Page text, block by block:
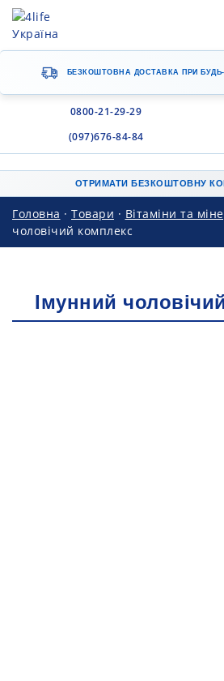
БЕЗКОШТОВНА ДОСТАВКА ПРИ
0800-21-29-29
(097)676-84-84
ОТРИМАТИ БЕЗКОШТОВНУ
Головна · Товари · Вітаміни та
чоловічий комплекс
Імунний